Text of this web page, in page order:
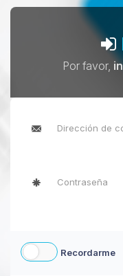
Por favor,
Recordarme